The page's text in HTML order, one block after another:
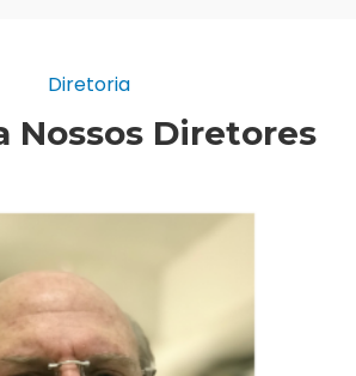
Diretoria
Nossos Diretores